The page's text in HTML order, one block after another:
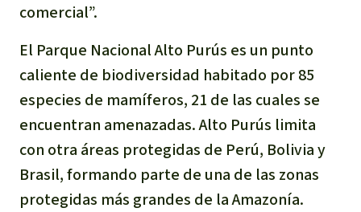
comercial”.
El Parque Nacional Alto Purús es un punto
caliente de biodiversidad habitado por 85
especies de mamíferos, 21 de las cuales se
encuentran amenazadas. Alto Purús limita
con otra áreas protegidas de Perú, Bolivia y
Brasil, formando parte de una de las zonas
protegidas más grandes de la Amazonía.